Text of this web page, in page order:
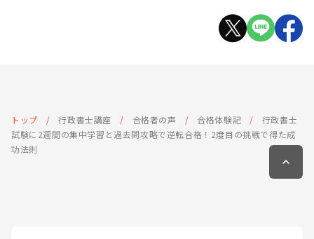
トップ 行政書士講座 合格者の声 合格体験記
行政書士
試験に2週間の集中学習と過去問攻略で逆転合格！2度目の挑戦で得た成
功法則